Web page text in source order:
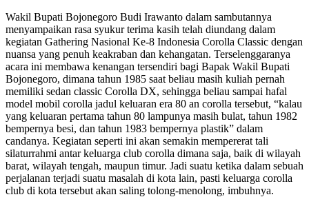
Wakil Bupati Bojonegoro Budi Irawanto dalam sambutannya
menyampaikan rasa syukur terima kasih telah diundang dalam
kegiatan Gathering Nasional Ke-8 Indonesia Corolla Classic dengan
nuansa yang penuh keakraban dan kehangatan. Terselenggaranya
acara ini membawa kenangan tersendiri bagi Bapak Wakil Bupati
Bojonegoro, dimana tahun 1985 saat beliau masih kuliah pernah
memiliki sedan classic Corolla DX, sehingga beliau sampai hafal
model mobil corolla jadul keluaran era 80 an corolla tersebut, “kalau
yang keluaran pertama tahun 80 lampunya masih bulat, tahun 1982
bempernya besi, dan tahun 1983 bempernya plastik” dalam
candanya. Kegiatan seperti ini akan semakin mempererat tali
silaturrahmi antar keluarga club corolla dimana saja, baik di wilayah
barat, wilayah tengah, maupun timur. Jadi suatu ketika dalam sebuah
perjalanan terjadi suatu masalah di kota lain, pasti keluarga corolla
club di kota tersebut akan saling tolong-menolong, imbuhnya.